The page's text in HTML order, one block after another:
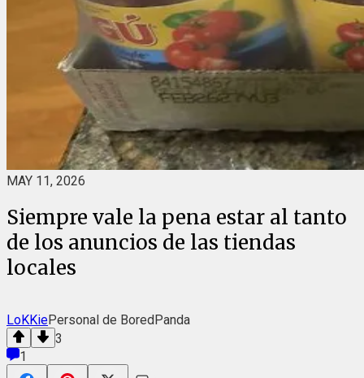
MAY 11, 2026
Siempre vale la pena estar al tanto
de los anuncios de las tiendas
locales
LoKKiePersonal de BoredPanda
3
1